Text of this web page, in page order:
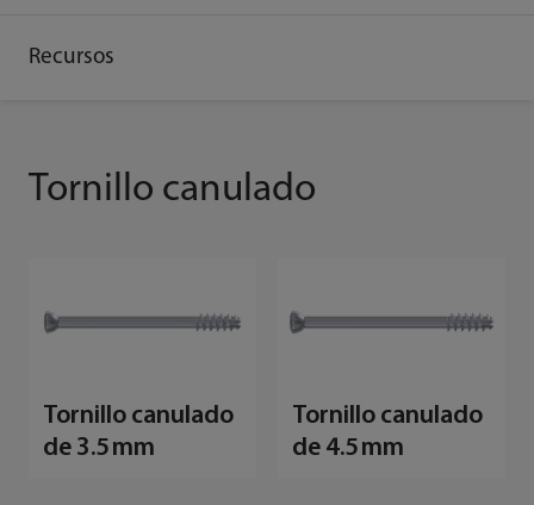
Recursos
Tornillo canulado
Tornillo canulado
de 3.5 mm
Tornillo canulado
de 4.5 mm